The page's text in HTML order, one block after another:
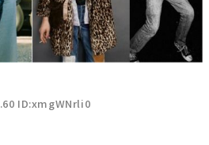
ID:xmgWNrli0